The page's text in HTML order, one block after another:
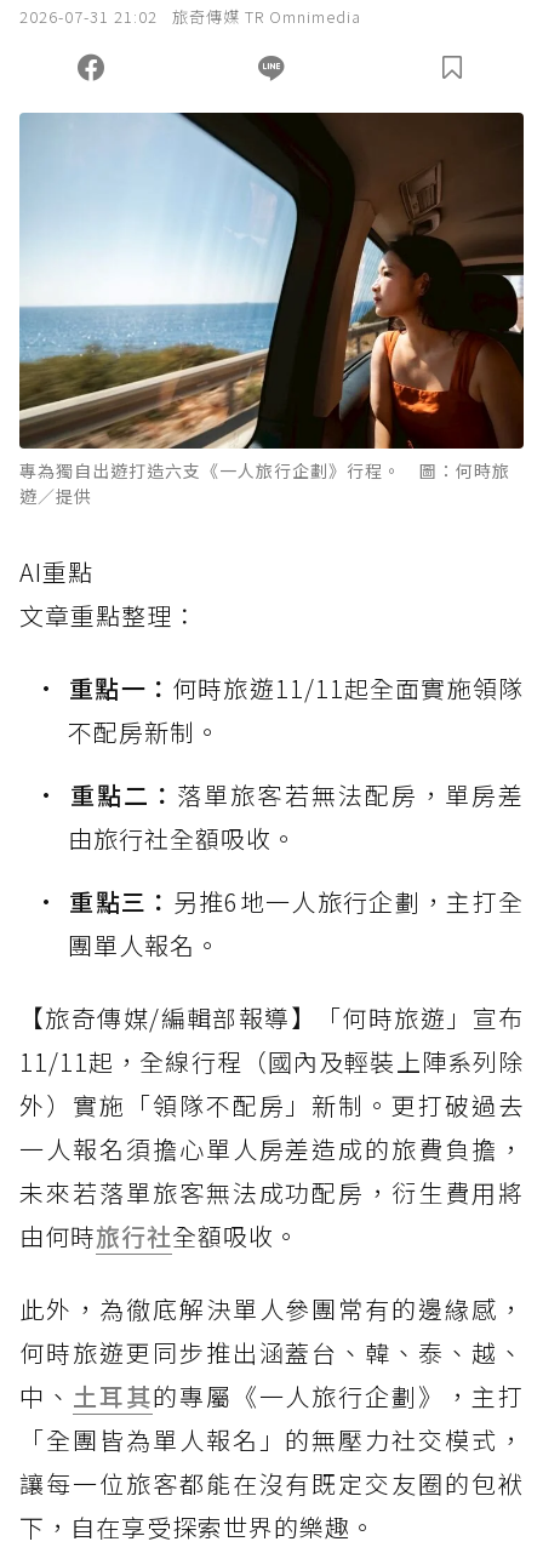
您當前剩餘 U 利點數：0點；前往 購買點數
2026-07-31 21:02 旅奇傳媒 TR Omnimedia
專為獨自出遊打造六支《一人旅行企劃》行程。 圖：何時旅
遊／提供
AI重點
文章重點整理：
重點一： 何時旅遊11/11起全面實施領隊
不配房新制。
重點二： 落單旅客若無法配房，單房差
由旅行社全額吸收。
重點三： 另推6地一人旅行企劃，主打全
團單人報名。
【旅奇傳媒/編輯部報導】「何時旅遊」宣布
11/11起，全線行程（國內及輕裝上陣系列除
外）實施「領隊不配房」新制。更打破過去
一人報名須擔心單人房差造成的旅費負擔，
未來若落單旅客無法成功配房，衍生費用將
由何時旅行社全額吸收。
此外，為徹底解決單人參團常有的邊緣感，
何時旅遊更同步推出涵蓋台、韓、泰、越、
中、 土耳其的專屬《一人旅行企劃》，主打
「全團皆為單人報名」的無壓力社交模式，
讓每一位旅客都能在沒有既定交友圈的包袱
下，自在享受探索世界的樂趣。